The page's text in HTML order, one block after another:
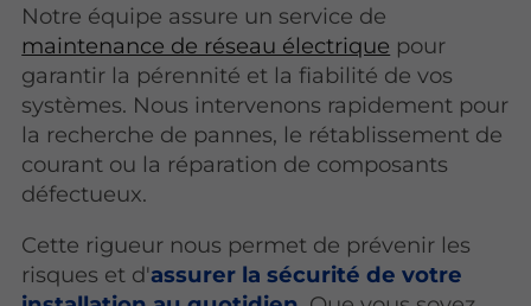
Notre équipe assure un service de
maintenance de réseau électrique pour
garantir la pérennité et la fiabilité de vos
systèmes. Nous intervenons rapidement pour
la recherche de pannes, le rétablissement de
courant ou la réparation de composants
défectueux.
Cette rigueur nous permet de prévenir les
risques et d'assurer la sécurité de votre